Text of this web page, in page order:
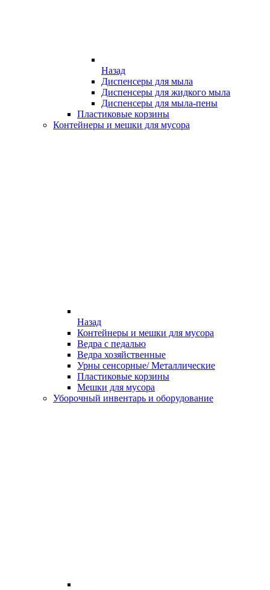
Назад
Диспенсеры для мыла
Диспенсеры для жидкого мыла
Диспенсеры для мыла-пены
Пластиковые корзины
Контейнеры и мешки для мусора
Назад
Контейнеры и мешки для мусора
Ведра с педалью
Ведра хозяйственные
Урны сенсорные/ Металлические
Пластиковые корзины
Мешки для мусора
Уборочный инвентарь и оборудование